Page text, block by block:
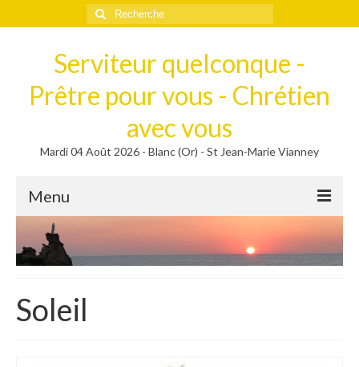
Rechercher
:
Serviteur quelconque -
Prêtre pour vous - Chrétien
avec vous
Mardi 04 Août 2026 - Blanc (Or) - St Jean-Marie Vianney
Menu
Méditer
Homélies, Poèmes
Homélies
Soleil